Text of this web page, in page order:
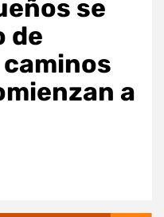
se
de
a